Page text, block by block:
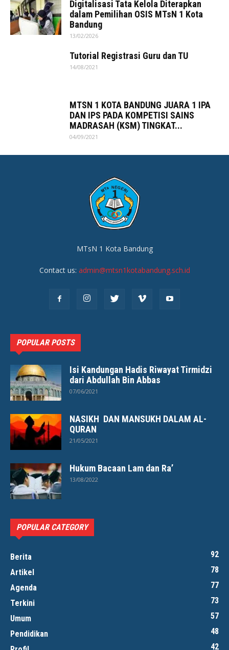
Digitalisasi Tata Kelola Diterapkan
dalam Pemilihan OSIS MTsN 1 Kota
Bandung
13/02/2026
Tutorial Registrasi Guru dan TU
14/08/2021
MTSN 1 KOTA BANDUNG JUARA 1 IPA
DAN IPS PADA KOMPETISI SAINS
MADRASAH (KSM) TINGKAT...
04/09/2021
MTsN 1 Kota Bandung
Contact us: admin@mtsn1kotabandung.sch.id
POPULAR POSTS
Isi Kandungan Hadis Riwayat Tirmidzi
dari Abdullah Bin Abbas
07/06/2021
NASIKH DAN MANSUKH DALAM AL-
QURAN
21/05/2021
Hukum Bacaan Lam dan Ra’
13/08/2022
POPULAR CATEGORY
Berita
92
Artikel
78
Agenda
77
Terkini
73
Umum
57
Pendidikan
48
42